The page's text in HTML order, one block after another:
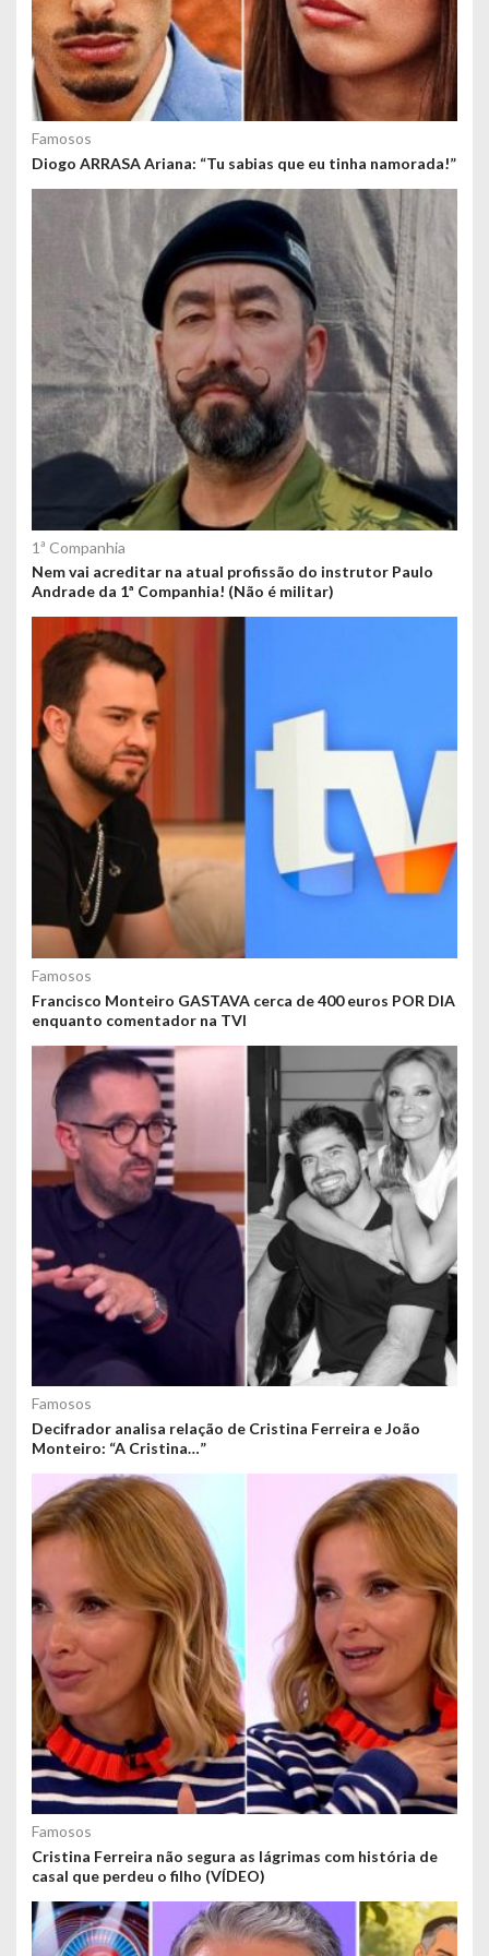
Famosos
Diogo ARRASA Ariana: “Tu sabias que eu tinha namorada!”
1ª Companhia
Nem vai acreditar na atual profissão do instrutor Paulo
Andrade da 1ª Companhia! (Não é militar)
Famosos
Francisco Monteiro GASTAVA cerca de 400 euros POR DIA
enquanto comentador na TVI
Famosos
Decifrador analisa relação de Cristina Ferreira e João
Monteiro: “A Cristina…”
Famosos
Cristina Ferreira não segura as lágrimas com história de
casal que perdeu o filho (VÍDEO)